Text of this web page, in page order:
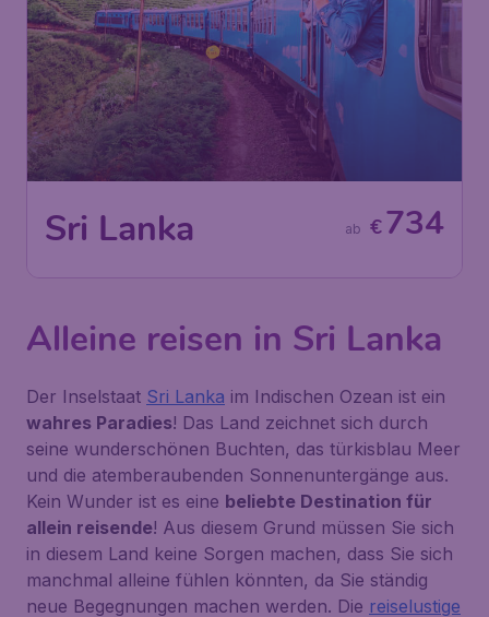
Sri Lanka €734
ab
Alleine reisen in Sri Lanka
Der Inselstaat Sri Lanka im Indischen Ozean ist ein
wahres Paradies! Das Land zeichnet sich durch
seine wunderschönen Buchten, das türkisblau Meer
und die atemberaubenden Sonnenuntergänge aus.
Kein Wunder ist es eine beliebte Destination für
allein reisende! Aus diesem Grund müssen Sie sich
in diesem Land keine Sorgen machen, dass Sie sich
manchmal alleine fühlen könnten, da Sie ständig
neue Begegnungen machen werden. Die reiselustige